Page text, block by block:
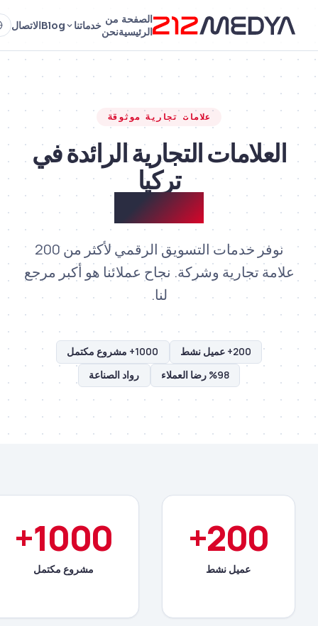
الصفحة
الرئيسية
من
نحنخدماتنا Blogالاتصال
علامات تجارية موثوقة
العلامات التجارية الرائدة في
تركيا
تعمل معنا
نوفر خدمات التسويق الرقمي لأكثر من 200
علامة تجارية وشركة. نجاح عملائنا هو أكبر مرجع
لنا.
200+ عميل نشط
1000+ مشروع مكتمل
%98 رضا العملاء
رواد الصناعة
200+
عميل نشط
1000+
مشروع مكتمل